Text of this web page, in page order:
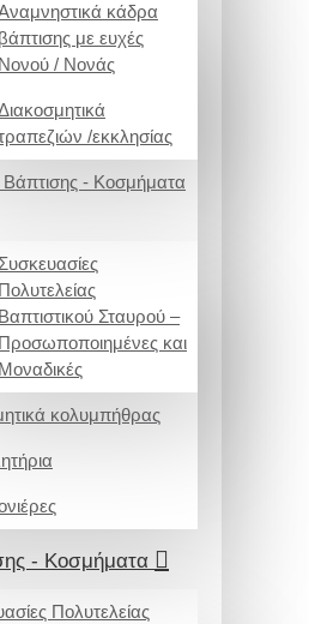
κάδρα
βάπτισης με ευχές
Νονού / Νονάς
/εκκλησίας
Βάπτισης - Κοσμήματα
Συσκευασίες
Πολυτελείας
Βαπτιστικού Σταυρού –
Προσωποποιημένες και
Μοναδικές
κολυμπήθρας
- Κοσμήματα
Πολυτελείας